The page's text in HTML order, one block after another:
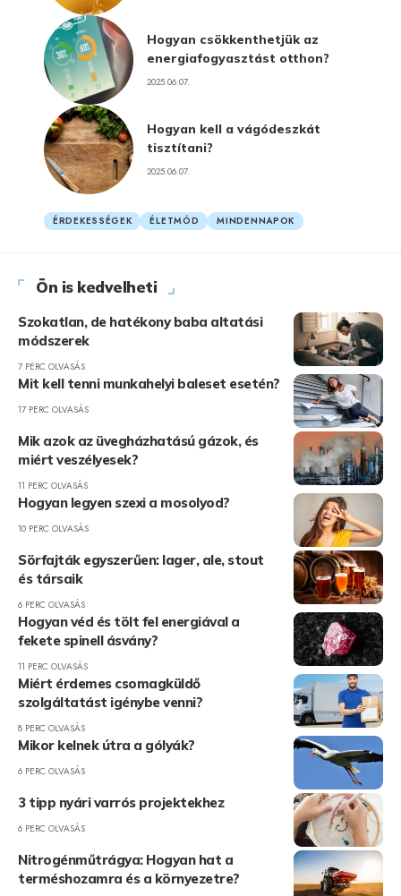
Hogyan csökkenthetjük az
energiafogyasztást otthon?
2025.06.07.
Hogyan kell a vágódeszkát
tisztítani?
2025.06.07.
ÉRDEKESSÉGEK ÉLETMÓD MINDENNAPOK
Ön is kedvelheti
Szokatlan, de hatékony baba altatási
módszerek
7 PERC OLVASÁS
Mit kell tenni munkahelyi baleset esetén?
17 PERC OLVASÁS
Mik azok az üvegházhatású gázok, és
miért veszélyesek?
11 PERC OLVASÁS
Hogyan legyen szexi a mosolyod?
10 PERC OLVASÁS
Sörfajták egyszerűen: lager, ale, stout
és társaik
6 PERC OLVASÁS
Hogyan véd és tölt fel energiával a
fekete spinell ásvány?
11 PERC OLVASÁS
Miért érdemes csomagküldő
szolgáltatást igénybe venni?
8 PERC OLVASÁS
Mikor kelnek útra a gólyák?
6 PERC OLVASÁS
3 tipp nyári varrós projektekhez
6 PERC OLVASÁS
Nitrogénműtrágya: Hogyan hat a
terméshozamra és a környezetre?